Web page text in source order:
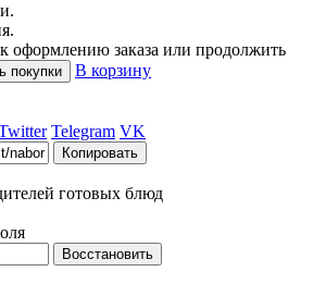
оформлению заказа или продолжить
покупки В корзину
Telegram VK
Копировать
готовых блюд
Восстановить